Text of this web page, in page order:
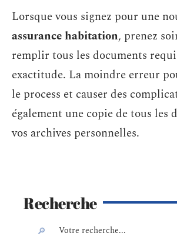
Lorsque vous signez pour une
assurance habitation, prenez
remplir tous les documents
exactitude. La moindre erreur
le process et causer des
également une copie de tous les
vos archives personnelles.
Recherche